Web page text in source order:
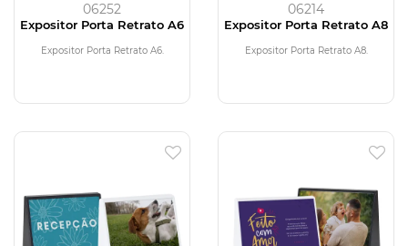
06252
Expositor Porta Retrato A6
Expositor Porta Retrato A6.
06214
Expositor Porta Retrato A8
Expositor Porta Retrato A8.